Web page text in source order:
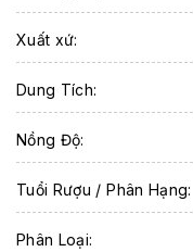
Xuất xứ:
Dung Tích:
Nồng Độ:
Tuổi Rượu / Phân Hạng:
Phân Loại: